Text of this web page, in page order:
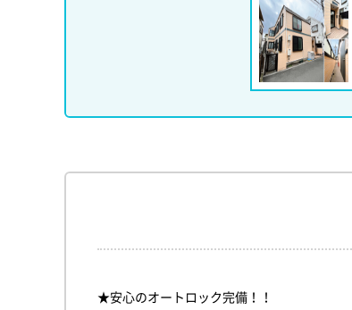
★安心のオートロック完備！！